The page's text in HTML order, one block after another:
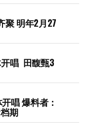
聚 明年2月27
开唱 田馥甄3
唱 爆料者：
期